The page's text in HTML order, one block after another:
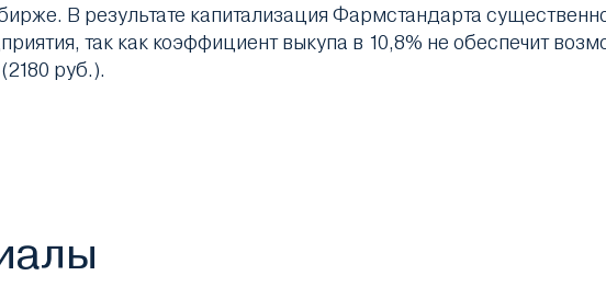
В результате капитализация Фармстандарта
так как коэффициент выкупа в 10,8% не обеспечит
руб.).